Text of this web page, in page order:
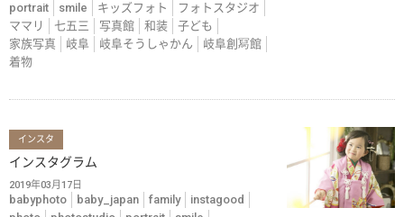
portrait
smile キッズフォト
フォトスタジオ
ママリ
七五三 写真館 和装
子ども
家族写真
岐阜 岐阜そうしゃかん
岐阜創冩館
着物
インスタ
インスタグラム
2019年03月17日
babyphoto baby_japan family
instagood